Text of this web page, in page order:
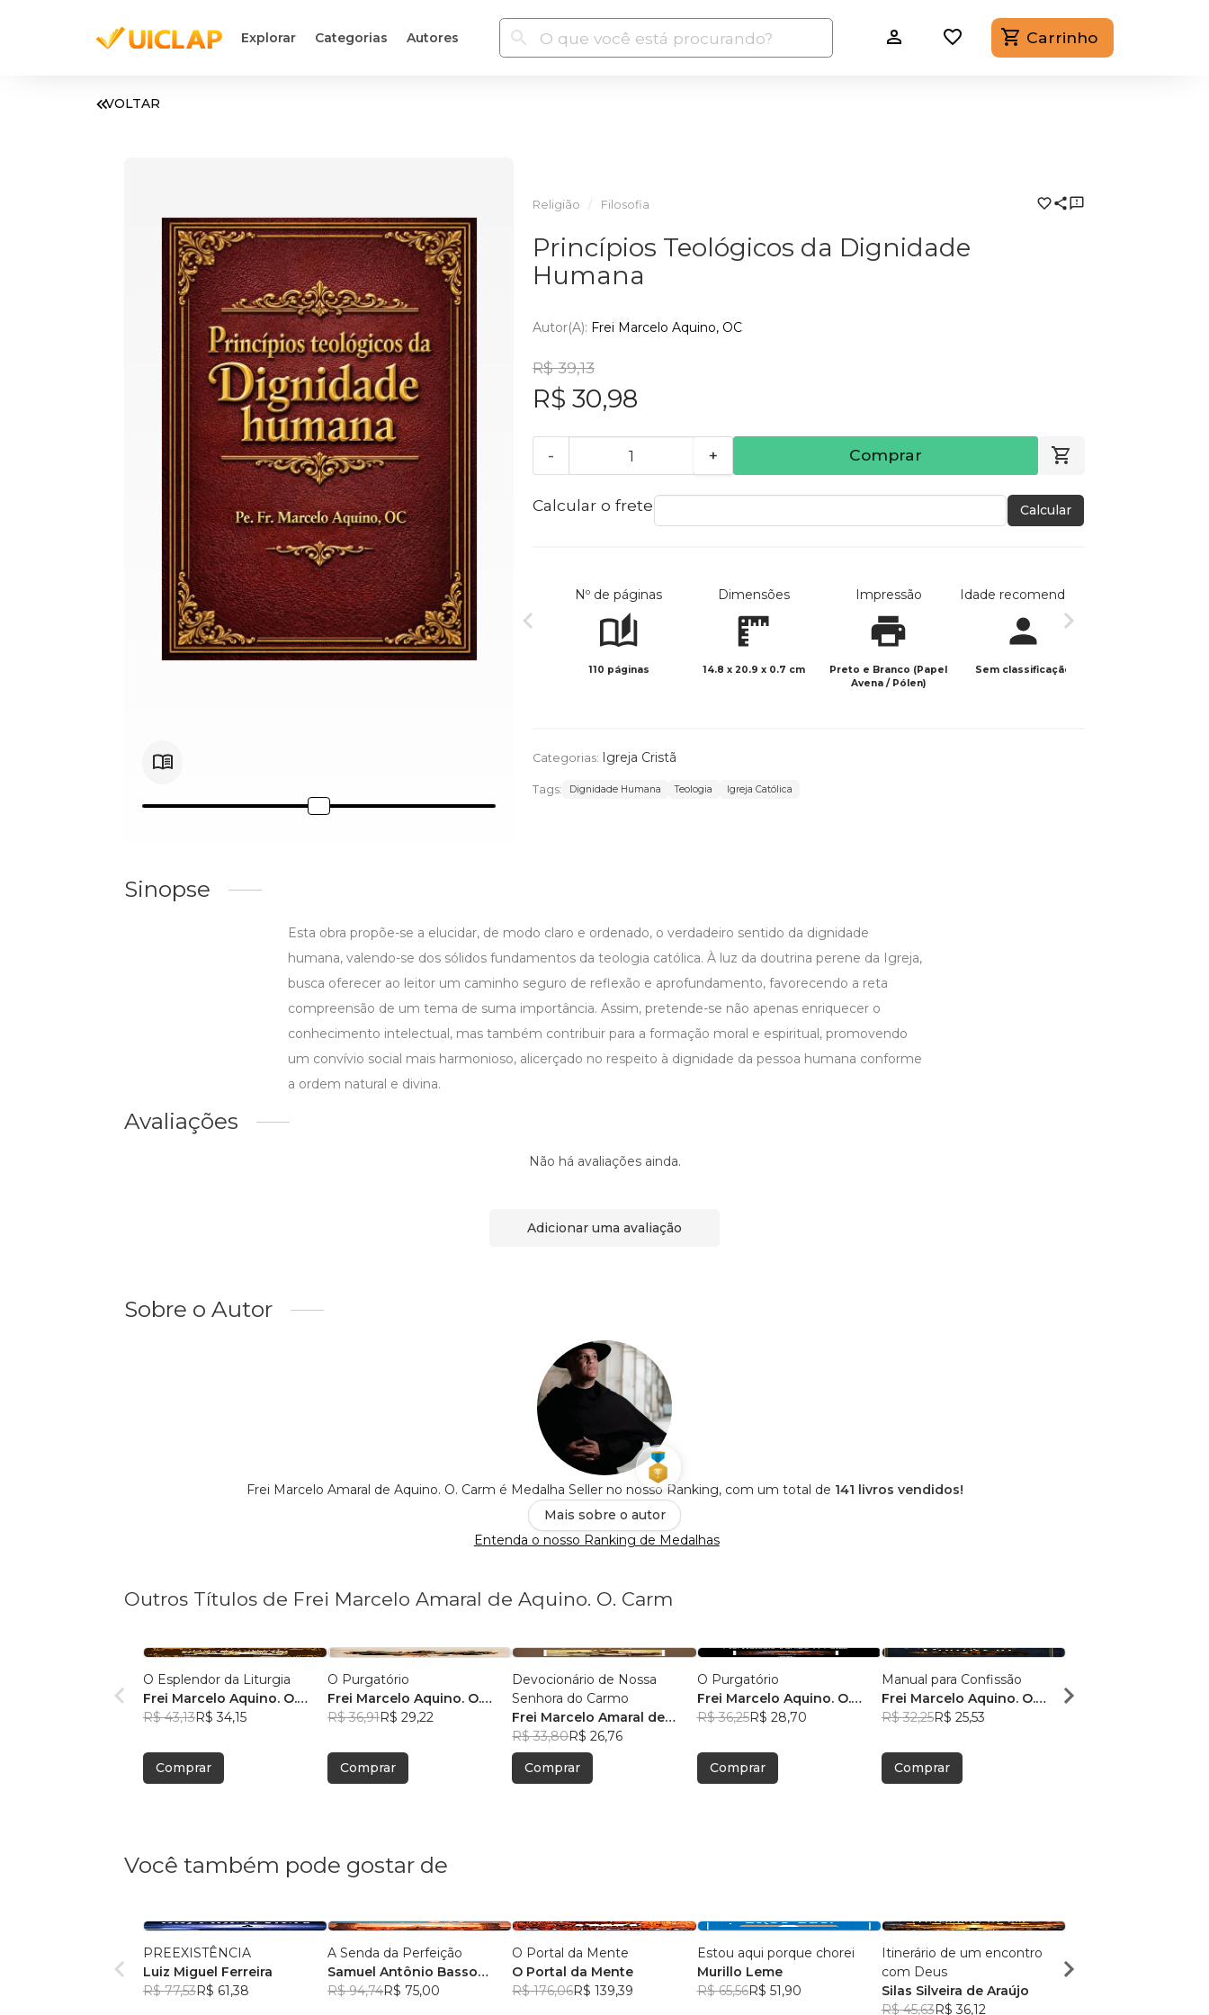
Explorar Categorias Autores Carrinho
VOLTAR
Religião Filosofia
Princípios Teológicos da Dignidade
Humana
Autor(a): Frei Marcelo Aquino, OC
R$ 39,13
R$ 30,98
- + Comprar
Calcular o frete Calcular
Nº de páginas
110 páginas
Dimensões
14.8 x 20.9 x 0.7 cm
Impressão
Preto e Branco (Papel
Avena / Pólen)
Idade recomendada
Sem classificação
Categorias: Igreja Cristã
Tags: Dignidade Humana Teologia Igreja Católica
Sinopse
Esta obra propõe-se a elucidar, de modo claro e ordenado, o verdadeiro sentido da dignidade
humana, valendo-se dos sólidos fundamentos da teologia católica. À luz da doutrina perene da Igreja,
busca oferecer ao leitor um caminho seguro de reflexão e aprofundamento, favorecendo a reta
compreensão de um tema de suma importância. Assim, pretende-se não apenas enriquecer o
conhecimento intelectual, mas também contribuir para a formação moral e espiritual, promovendo
um convívio social mais harmonioso, alicerçado no respeito à dignidade da pessoa humana conforme
a ordem natural e divina.
Avaliações
Não há avaliações ainda.
Adicionar uma avaliação
Sobre o Autor
Frei Marcelo Amaral de Aquino. O. Carm é Medalha Seller no nosso Ranking, com um total de 141 livros vendidos!
Mais sobre o autor
Entenda o nosso Ranking de Medalhas
Outros Títulos de Frei Marcelo Amaral de Aquino. O. Carm
O Esplendor da Liturgia
Frei Marcelo Aquino. O.
Carm
R$ 43,13R$ 34,15
Comprar
O Purgatório
Frei Marcelo Aquino. O.
Carm
R$ 36,91R$ 29,22
Comprar
Devocionário de Nossa
Senhora do Carmo
Frei Marcelo Amaral de
Aquino. O. Carm
R$ 33,80R$ 26,76
Comprar
O Purgatório
Frei Marcelo Aquino. O.
Carm
R$ 36,25R$ 28,70
Comprar
Manual para Confissão
Frei Marcelo Aquino. O.
Carm
R$ 32,25R$ 25,53
Comprar
Frei Marcelo Amaral
Você também pode gostar de
PREEXISTÊNCIA
Luiz Miguel Ferreira
R$ 77,53R$ 61,38
A Senda da Perfeição
Samuel Antônio Basso
Chiesa
R$ 94,74R$ 75,00
O Portal da Mente
O Portal da Mente
R$ 176,06R$ 139,39
Estou aqui porque chorei
Murillo Leme
R$ 65,56R$ 51,90
Itinerário de um encontro
com Deus
Silas Silveira de Araújo
R$ 45,63R$ 36,12
prosperar é agora